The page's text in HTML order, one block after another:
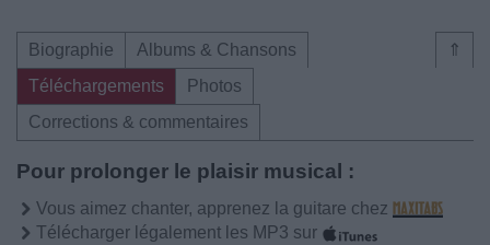
⇑
Biographie
Albums & Chansons
Téléchargements
Photos
Corrections & commentaires
Pour prolonger le plaisir musical :
Vous aimez chanter, apprenez la guitare chez
Télécharger légalement les MP3 sur